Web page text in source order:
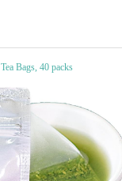
Bags, 40 packs